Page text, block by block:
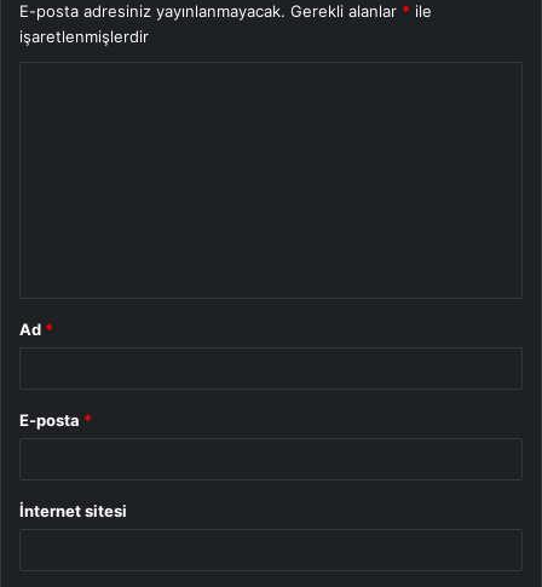
E-posta adresiniz yayınlanmayacak. Gerekli alanlar * ile
işaretlenmişlerdir
Ad *
E-posta *
İnternet sitesi